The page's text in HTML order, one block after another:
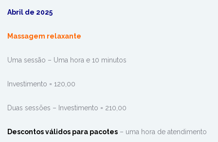
Abril de 2025
Massagem relaxante
Uma sessão – Uma hora e 10 minutos
Investimento = 120,00
Duas sessões – Investimento = 210,00
Descontos válidos para pacotes – uma hora de atendimento